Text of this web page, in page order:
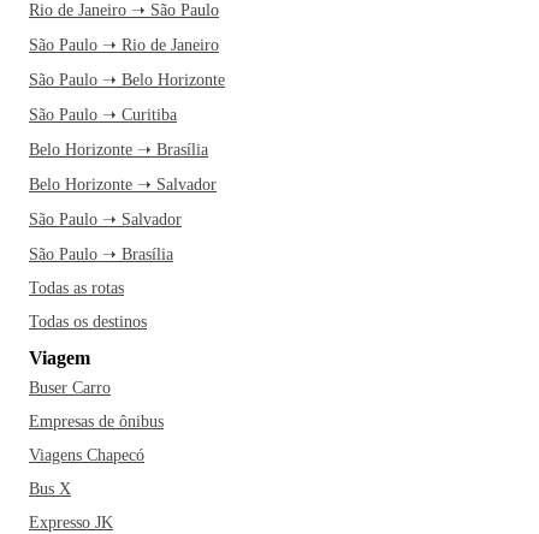
Rio de Janeiro ➝ São Paulo
São Paulo ➝ Rio de Janeiro
São Paulo ➝ Belo Horizonte
São Paulo ➝ Curitiba
Belo Horizonte ➝ Brasília
Belo Horizonte ➝ Salvador
São Paulo ➝ Salvador
São Paulo ➝ Brasília
Todas as rotas
Todas os destinos
Viagem
Buser Carro
Empresas de ônibus
Viagens Chapecó
Bus X
Expresso JK